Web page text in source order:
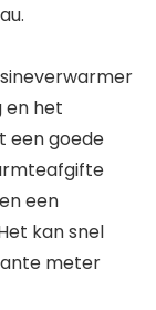
en het
een goede
een
kan snel
meter